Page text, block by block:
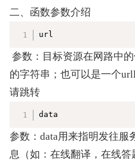
二、函数参数介绍
url
的字符串；也可以是一个
请跳转
data
参数：data用来指明发往服
息（如：在线翻译，在线答